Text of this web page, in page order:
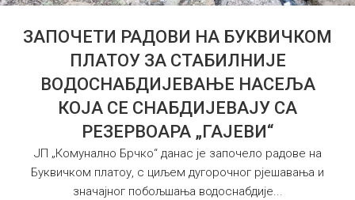
ЗАПОЧЕТИ РАДОВИ НА БУКВИЧКОМ
ПЛАТОУ ЗА СТАБИЛНИЈЕ
ВОДОСНАБДИЈЕВАЊЕ НАСЕЉА
КОЈА СЕ СНАБДИЈЕВАЈУ СА
РЕЗЕРВОАРА „ГАЈЕВИ“
ЈП „Комунално Брчко“ данас је започело радове на
Буквичком платоу, с циљем дугорочног рјешавања и
значајног побољшања водоснабдије...